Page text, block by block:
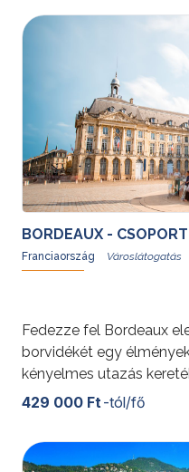
metropoliszt.
További
BORDEAUX -
Franciaország
Fedezze fel Bordeaux
borvidékét egy
kényelmes utazás
pezsgő piacok és az
képező látnivalók
borkultúra titkaiba is.
További
429 000 Ft -tól/fő